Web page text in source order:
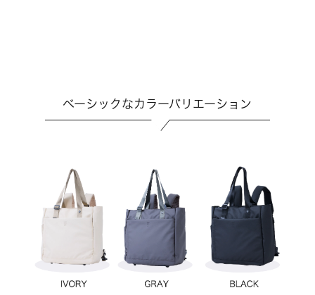
ベーシックなカラーバリエーション